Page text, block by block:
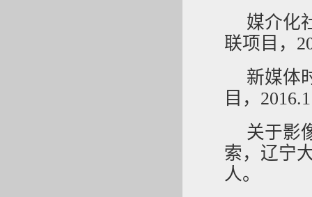
媒介化
联项目，
新媒体
目，
关于影
索，辽宁
人。